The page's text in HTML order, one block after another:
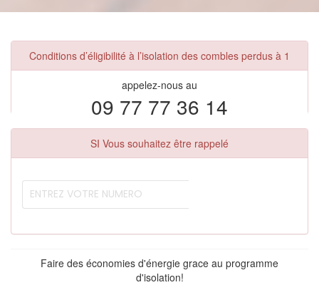
Conditions d’éligibilité à l’isolation des combles perdus à 1
appelez-nous au
09 77 77 36 14
SI Vous souhaitez être rappelé
Faire des économies d'énergie grace au programme
d'isolation!